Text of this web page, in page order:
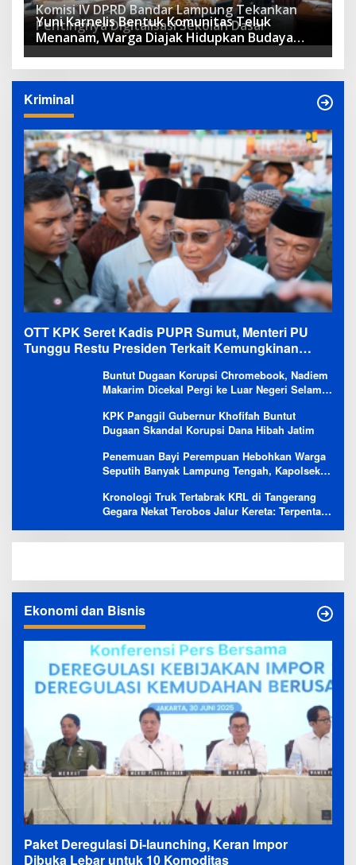
Komisi IV DPRD Bandar Lampung Tekankan
Pentingnya Digitalisasi Sekolah Dasar
Yuni Karnelis Bentuk Komunitas Teluk
Menanam, Warga Diajak Hidupkan Budaya
Tanam
Kriminal
OTT KPK Seret Kadis PUPR Sumut, Menteri PU
Tunggu Restu Presiden Terkait Kemungkinan
Buntut Dugaan Korupsi Chromebook, Nadiem
Makarim Dicekal Pergi ke Luar Negeri Selama
KPK Panggil Gubernur Khofifah Buntut
Dugaan Skandal Korupsi Dana Hibah Jatim
Penemuan Bayi Perempuan Hebohkan Warga
Seputih Banyak Lampung Tengah, Kapolsek:
Kronologi Truk Tertabrak KRL di Tangerang
Gegara Nekat Terobos Jalur Kereta: Terpental,
Ekonomi dan Bisnis
Paket Deregulasi Di-launching, Keran Impor
Dibuka Lebar untuk 10 Komoditas